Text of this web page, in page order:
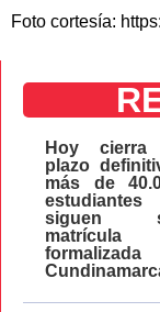
Foto cortesía:
Hoy cierra
plazo
más de
estudiantes
siguen
matrícula
formalizada